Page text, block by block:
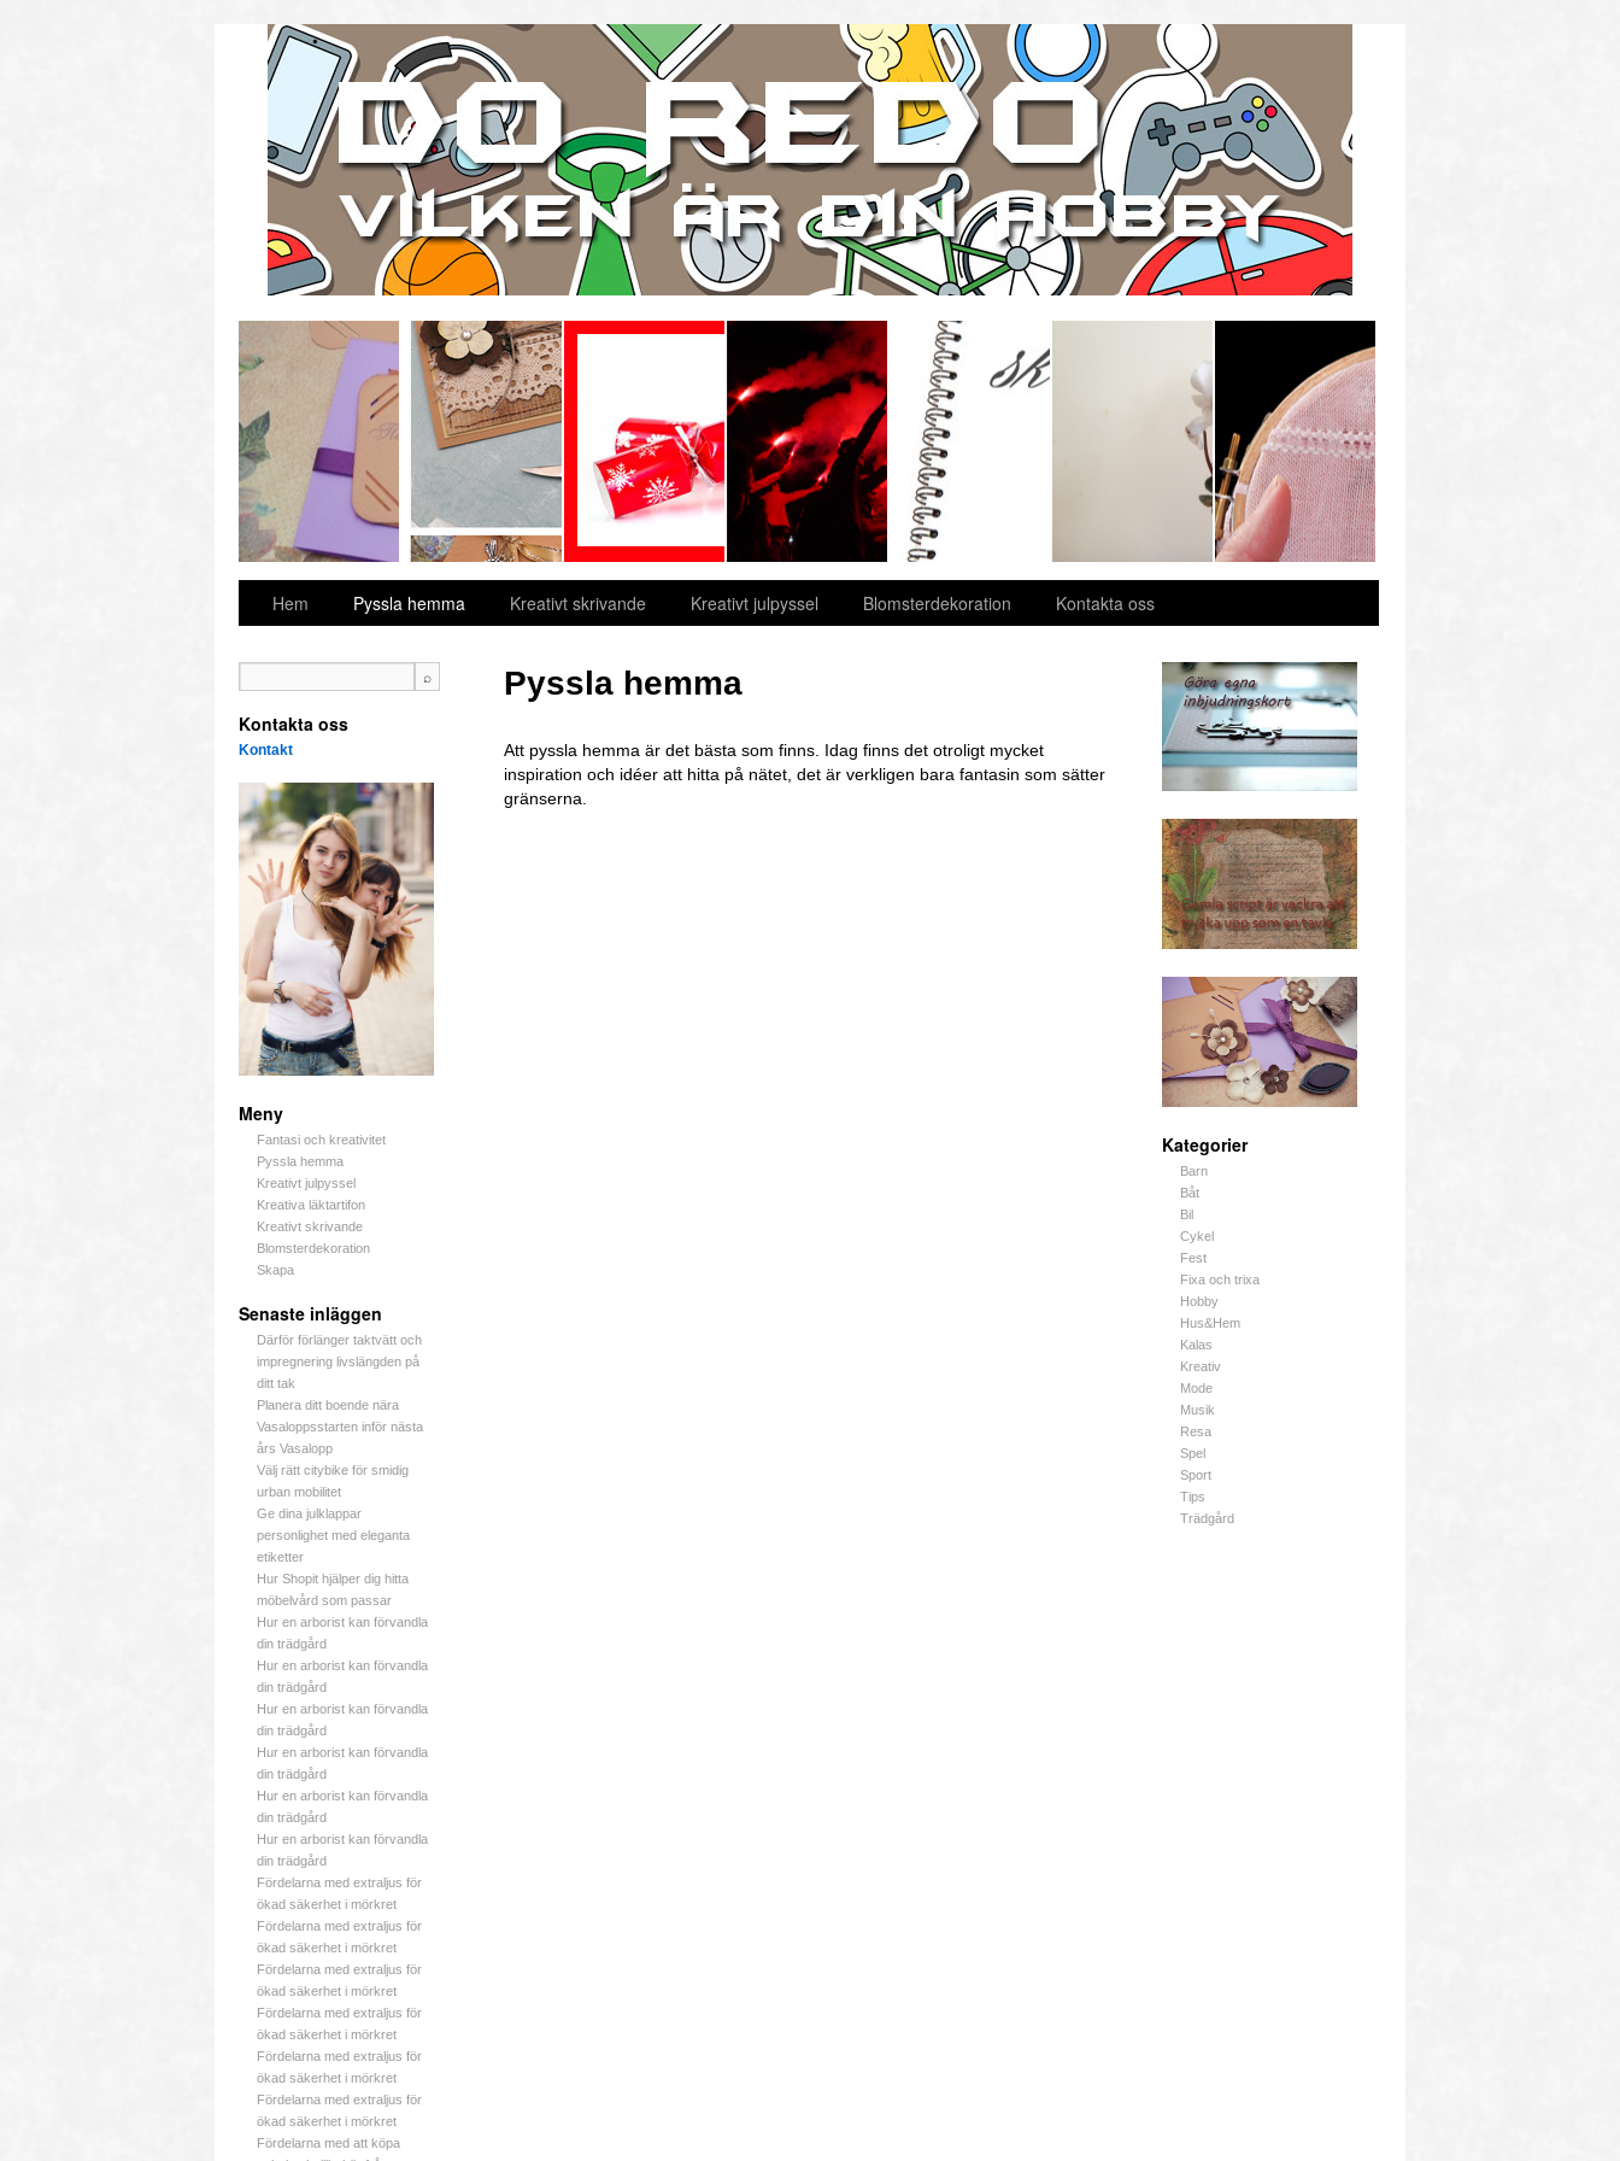
Hem Pyssla hemma Kreativt skrivande Kreativt julpyssel Blomsterdekoration Kontakta oss
Kontakta oss
Kontakt
Meny
Fantasi och kreativitet
Pyssla hemma
Kreativt julpyssel
Kreativa läktartifon
Kreativt skrivande
Blomsterdekoration
Skapa
Senaste inläggen
Därför förlänger taktvätt och
impregnering livslängden på
ditt tak
Planera ditt boende nära
Vasaloppsstarten inför nästa
års Vasalopp
Välj rätt citybike för smidig
urban mobilitet
Ge dina julklappar
personlighet med eleganta
etiketter
Hur Shopit hjälper dig hitta
möbelvård som passar
Hur en arborist kan förvandla
din trädgård
Hur en arborist kan förvandla
din trädgård
Hur en arborist kan förvandla
din trädgård
Hur en arborist kan förvandla
din trädgård
Hur en arborist kan förvandla
din trädgård
Hur en arborist kan förvandla
din trädgård
Fördelarna med extraljus för
ökad säkerhet i mörkret
Fördelarna med extraljus för
ökad säkerhet i mörkret
Fördelarna med extraljus för
ökad säkerhet i mörkret
Fördelarna med extraljus för
ökad säkerhet i mörkret
Fördelarna med extraljus för
ökad säkerhet i mörkret
Fördelarna med extraljus för
ökad säkerhet i mörkret
Fördelarna med att köpa
Kategorier
Barn
Båt
Bil
Cykel
Fest
Fixa och trixa
Hobby
Hus&Hem
Kalas
Kreativ
Mode
Musik
Resa
Spel
Sport
Tips
Trädgård
Pyssla hemma
Att pyssla hemma är det bästa som finns. Idag finns det otroligt mycket
inspiration och idéer att hitta på nätet, det är verkligen bara fantasin som sätter
gränserna.